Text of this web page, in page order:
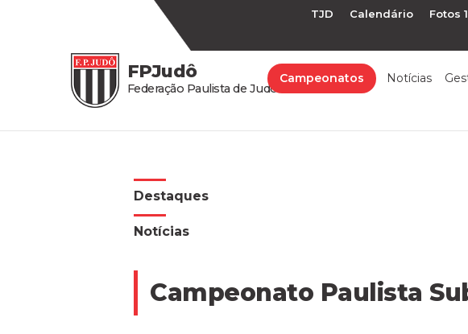
TJD Calendário Fotos 1
FPJudô
Federação Paulista de Judô
Campeonatos Notícias
Destaques
Notícias
Campeonato Paulista